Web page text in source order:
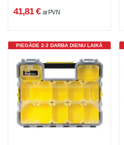
41,81 € ar PVN
PIEGĀDE 2-3 DARBA DIENU LAIKĀ